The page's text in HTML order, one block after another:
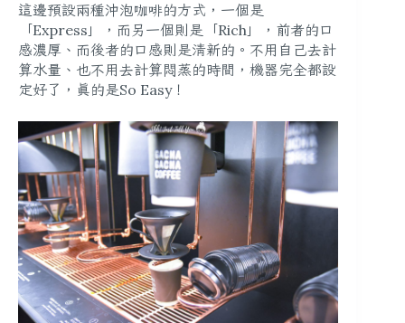
這邊預設兩種沖泡咖啡的方式，一個是
「Express」，而另一個則是「Rich」，前者的口
感濃厚、而後者的口感則是清新的。不用自己去計
算水量、也不用去計算悶蒸的時間，機器完全都設
定好了，真的是So Easy！